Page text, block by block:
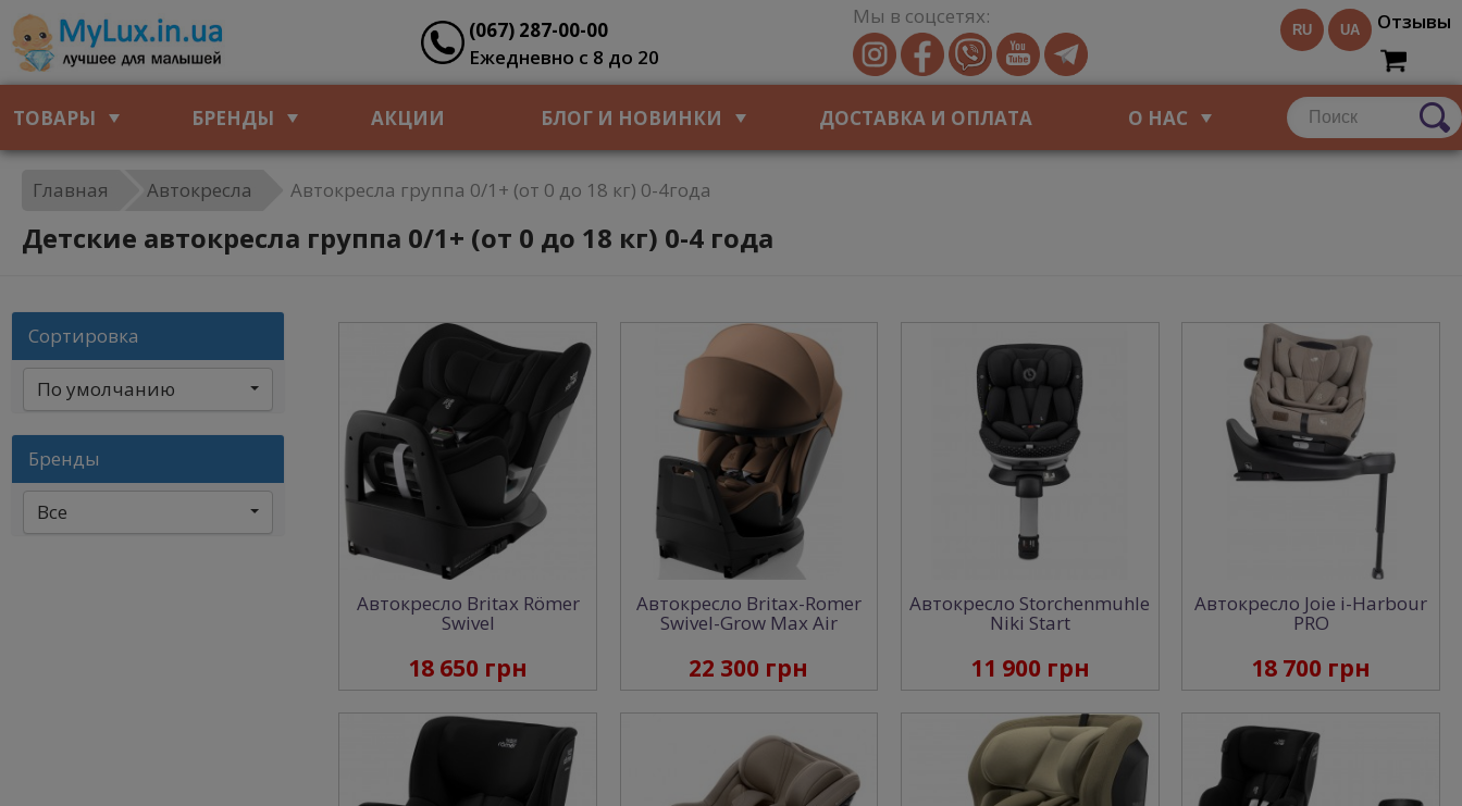
(067) 287-00-00
Ежедневно с 8 до 20
Мы в соцсетях:
RU UA Отзывы
ТОВАРЫ БРЕНДЫ АКЦИИ БЛОГ И НОВИНКИ ДОСТАВКА И ОПЛАТА О НАС
Сортировка
По умолчанию
Бренды
Все
Главная Автокресла Автокресла группа 0/1+ (от 0 до 18 кг) 0-4года
Детские автокресла группа 0/1+ (от 0 до 18 кг) 0-4 года
Автокресло Britax Römer
Swivel
18 650 грн
Автокресло Britax-Romer
Swivel-Grow Max Air
22 300 грн
Автокресло Storchenmuhle
Niki Start
11 900 грн
Автокресло Joie i-Harbour
PRO
18 700 грн